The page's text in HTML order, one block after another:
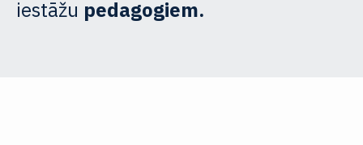
iestāžu pedagogiem.